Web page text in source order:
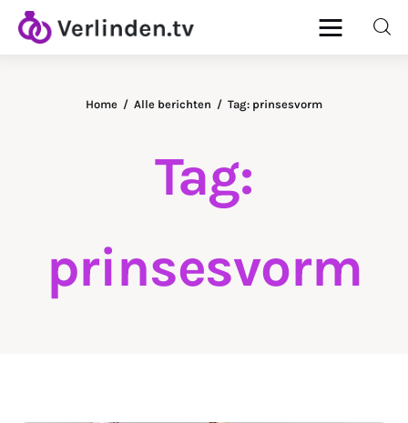
Tag:
prinsesvorm
Home Alle berichten Tag: prinsesvorm
Horloges